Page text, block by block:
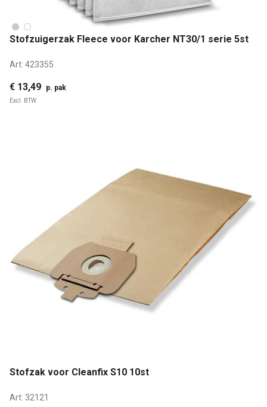
Stofzuigerzak Fleece voor Karcher NT30/1 serie 5st
Art: 423355
€ 13,49 p. pak
Excl. BTW
Stofzak voor Cleanfix S10 10st
Art: 32121